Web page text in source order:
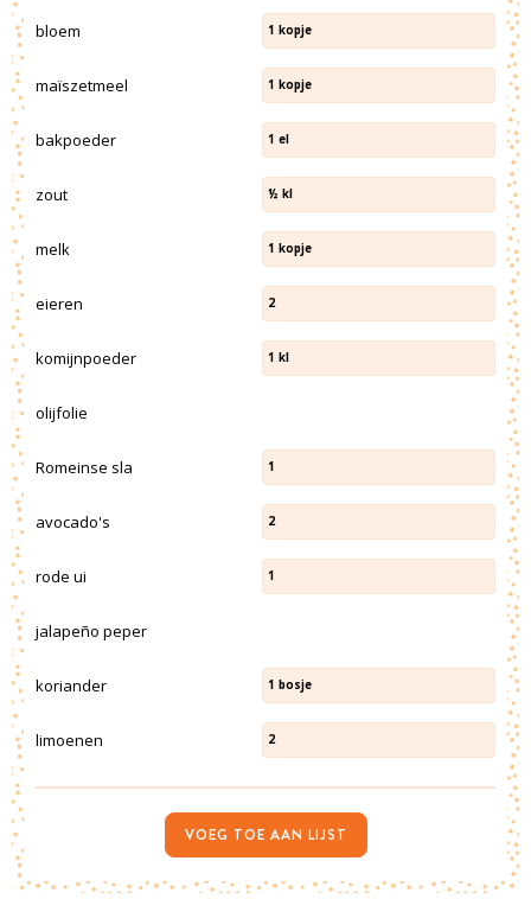
bloem 1 kopje
maïszetmeel 1 kopje
bakpoeder 1 el
zout ½ kl
melk 1 kopje
eieren 2
komijnpoeder 1 kl
olijfolie
Romeinse sla 1
avocado's 2
rode ui 1
jalapeño peper
koriander 1 bosje
limoenen 2
VOEG TOE AAN LIJST